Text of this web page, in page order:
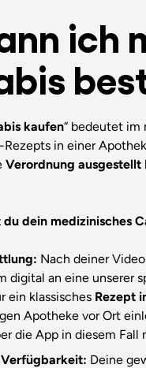
ich
kaufen“ bedeutet im
in einer
Verordnung ausgestellt
dein medizinisches
Nach deiner
digital an eine unserer
ein klassisches Rezept
Apotheke vor Ort
die App in diesem Fall
Deine